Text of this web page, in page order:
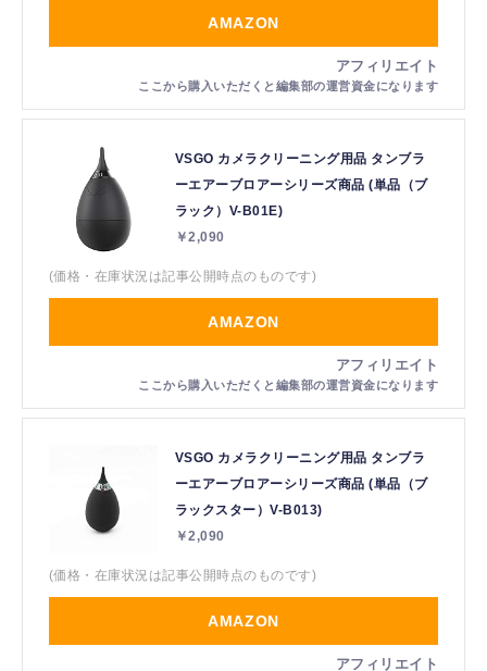
AMAZON
VSGO カメラクリーニング用品 タンブラ
ーエアーブロアーシリーズ商品 (単品（ブ
ラック）V-B01E)
￥2,090
(価格・在庫状況は記事公開時点のものです)
AMAZON
VSGO カメラクリーニング用品 タンブラ
ーエアーブロアーシリーズ商品 (単品（ブ
ラックスター）V-B013)
￥2,090
(価格・在庫状況は記事公開時点のものです)
AMAZON